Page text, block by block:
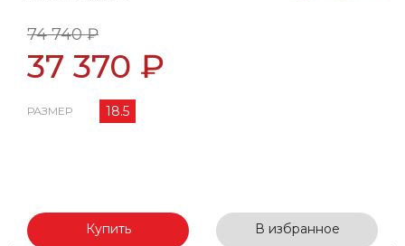
74 740 ₽
37 370 ₽
РАЗМЕР 18.5
Купить В избранное